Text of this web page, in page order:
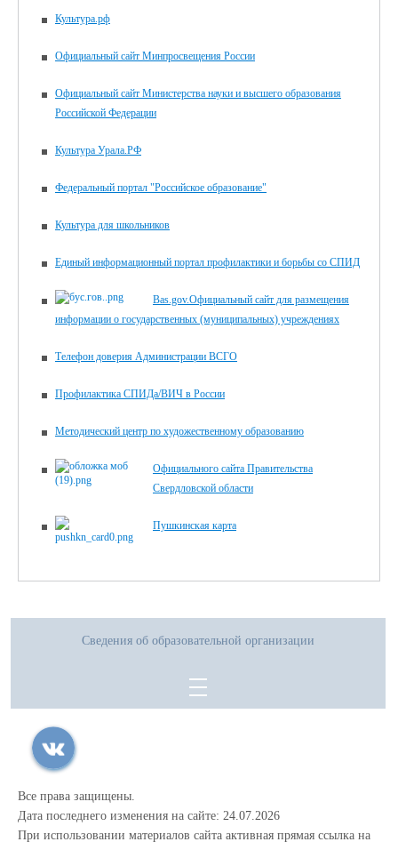
Культура.рф
Официальный сайт Минпросвещения России
Официальный сайт Министерства науки и высшего образования
Российской Федерации
Культура Урала.РФ
Федеральный портал "Российское образование"
Культура для школьников
Единый информационный портал профилактики и борьбы со СПИД
Bas.gov.Официальный сайт для размещения
информации о государственных (муниципальных) учреждениях
Телефон доверия Администрации ВСГО
Профилактика СПИДа/ВИЧ в России
Методический центр по художественному образованию
Официального сайта Правительства
Свердловской области
Пушкинская карта
Сведения об образовательной организации
Все права защищены.
Дата последнего изменения на сайте: 24.07.2026
При использовании материалов сайта активная прямая ссылка на